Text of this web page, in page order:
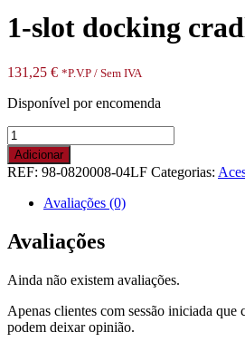
1-slot docking
131,25 € *P.V.P / Sem IVA
Disponível por encomenda
Quantidade
de
1-
slot
docking
UK
Adicionar
REF: 98-0820008-04LF Categorias:
Avaliações (0)
Avaliações
Ainda não existem avaliações.
Apenas clientes com sessão iniciada que
podem deixar opinião.